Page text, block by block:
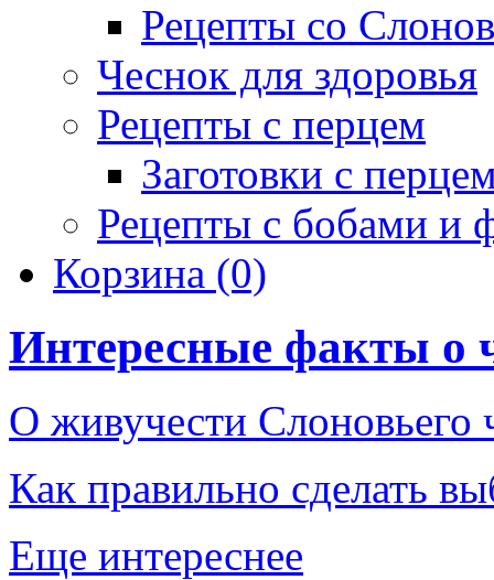
Рецепты со
Чеснок для здоровья
Рецепты с перцем
Заготовки с
Рецепты с бобами и
Корзина (0)
Интересные факты о
О живучести Слоновьего
Как правильно сделать
Еще интереснее